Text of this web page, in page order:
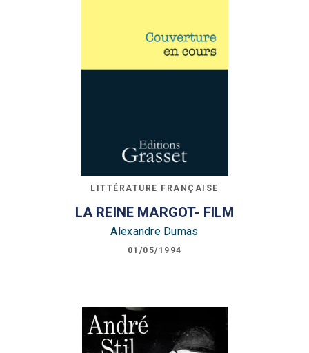
LITTÉRATURE FRANÇAISE
LA REINE MARGOT- FILM
Alexandre Dumas
01/05/1994